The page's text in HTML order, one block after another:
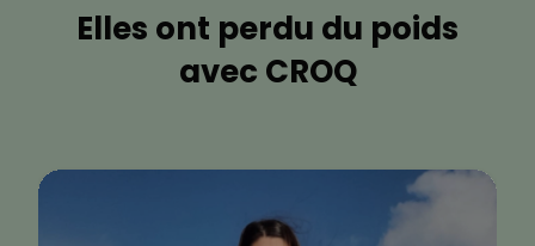
Elles ont perdu du poids
avec CROQ